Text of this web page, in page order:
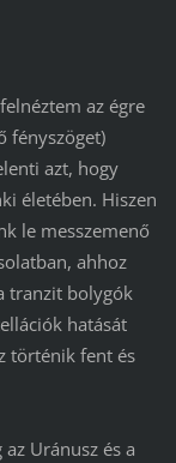
az égre
fényszöget)
azt, hogy
életében. Hiszen
le messzemenő
ahhoz
tranzit bolygók
hatását
történik fent és
Uránusz és a